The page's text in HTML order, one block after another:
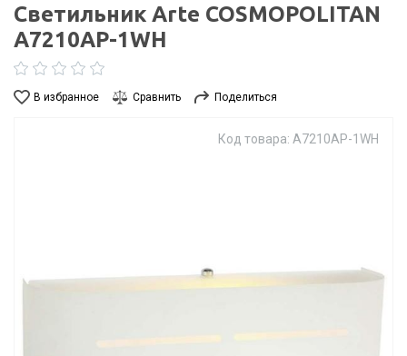
Светильник Arte COSMOPOLITAN
A7210AP-1WH
В избранное Сравнить Поделиться
Код товара: A7210AP-1WH